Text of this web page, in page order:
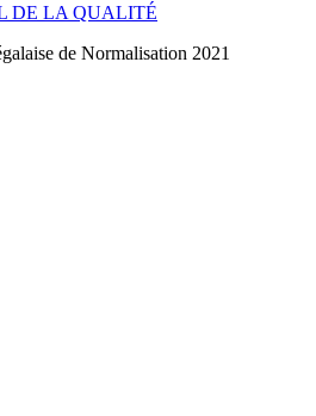
DE LA QUALITÉ
de Normalisation 2021